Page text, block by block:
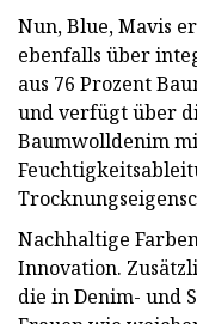
Nun, Blue, Mavis
ebenfalls über
aus 76 Prozent
und verfügt über
Baumwolldenim
Nachhaltige
Innovation.
die in Denim- und